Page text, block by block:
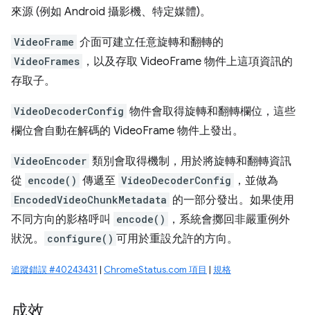
來源 (例如 Android 攝影機、特定媒體)。
VideoFrame 介面可建立任意旋轉和翻轉的
VideoFrames ，以及存取 VideoFrame 物件上這項資訊的
存取子。
VideoDecoderConfig 物件會取得旋轉和翻轉欄位，這些
欄位會自動在解碼的 VideoFrame 物件上發出。
VideoEncoder 類別會取得機制，用於將旋轉和翻轉資訊
從 encode() 傳遞至 VideoDecoderConfig ，並做為
EncodedVideoChunkMetadata 的一部分發出。如果使用
不同方向的影格呼叫
encode()
，系統會擲回非嚴重例外
狀況。
configure() 可用於重設允許的方向。
追蹤錯誤 #40243431 | ChromeStatus.com 項目 | 規格
成效